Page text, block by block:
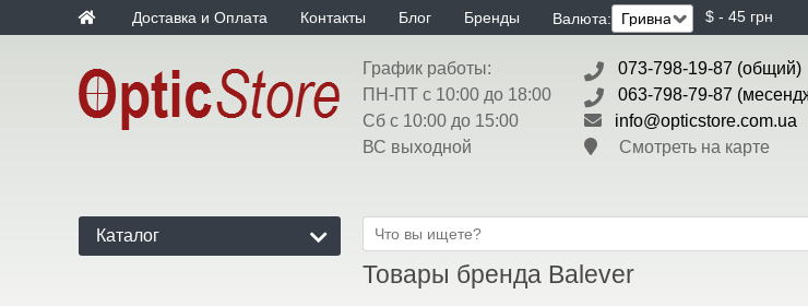
Доставка и Оплата Контакты Блог Бренды Валюта: $ - 45 грн
График работы:
ПН-ПТ с 10:00 до 18:00
Сб с 10:00 до 15:00
ВС выходной
073-798-19-87 (общий)
063-798-79-87
info@opticstore.com.ua
Смотреть на карте
Каталог
Товары бренда Balever